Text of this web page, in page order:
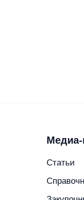
Медиа-
Статьи